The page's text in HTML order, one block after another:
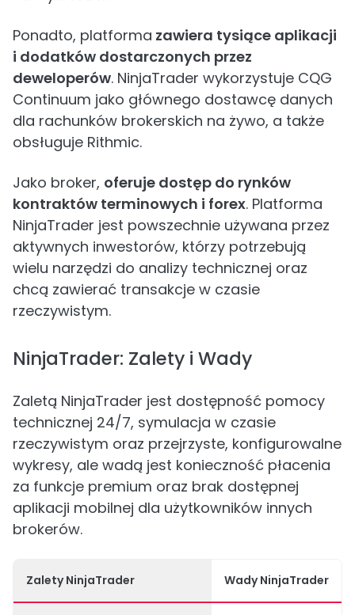
Ponadto, platforma zawiera tysiące aplikacji
i dodatków dostarczonych przez
deweloperów. NinjaTrader wykorzystuje CQG
Continuum jako głównego dostawcę danych
dla rachunków brokerskich na żywo, a także
obsługuje Rithmic.
Jako broker, oferuje dostęp do rynków
kontraktów terminowych i forex. Platforma
NinjaTrader jest powszechnie używana przez
aktywnych inwestorów, którzy potrzebują
wielu narzędzi do analizy technicznej oraz
chcą zawierać transakcje w czasie
rzeczywistym.
NinjaTrader: Zalety i Wady
Zaletą NinjaTrader jest dostępność pomocy
technicznej 24/7, symulacja w czasie
rzeczywistym oraz przejrzyste, konfigurowalne
wykresy, ale wadą jest konieczność płacenia
za funkcje premium oraz brak dostępnej
aplikacji mobilnej dla użytkowników innych
brokerów.
Zalety NinjaTrader Wady NinjaTrader